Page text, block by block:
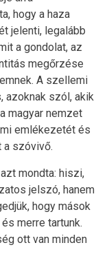
hogy a haza
jelenti, legalább
a gondolat, az
megőrzése
A szellemi
azoknak szól, akik
magyar nemzet
emlékezetét és
szóvivő.
mondta: hiszi,
jelszó, hanem
hogy mások
merre tartunk.
ott van minden